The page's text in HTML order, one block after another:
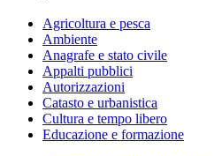
Agricoltura e pesca
Ambiente
Anagrafe e stato civile
Appalti pubblici
Autorizzazioni
Catasto e urbanistica
Cultura e tempo libero
Educazione e formazione